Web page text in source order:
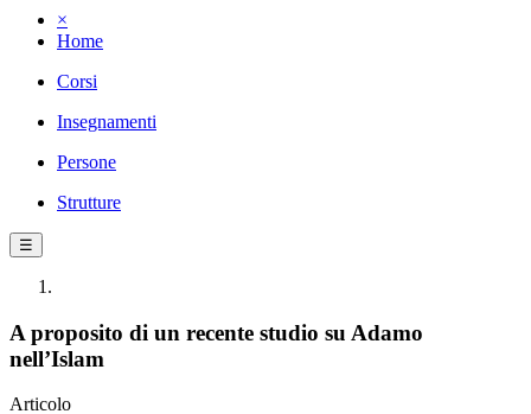
×
Home
Corsi
Insegnamenti
Persone
Strutture
☰
A proposito di un recente studio su Adamo
nell’Islam
Articolo